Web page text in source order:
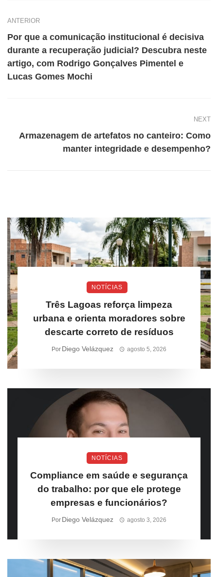
ANTERIOR
Por que a comunicação institucional é decisiva
durante a recuperação judicial? Descubra neste
artigo, com Rodrigo Gonçalves Pimentel e
Lucas Gomes Mochi
NEXT
Armazenagem de artefatos no canteiro: Como
manter integridade e desempenho?
NOTÍCIAS
Três Lagoas reforça limpeza
urbana e orienta moradores sobre
descarte correto de resíduos
Por Diego Velázquez agosto 5, 2026
NOTÍCIAS
Compliance em saúde e segurança
do trabalho: por que ele protege
empresas e funcionários?
Por Diego Velázquez agosto 3, 2026